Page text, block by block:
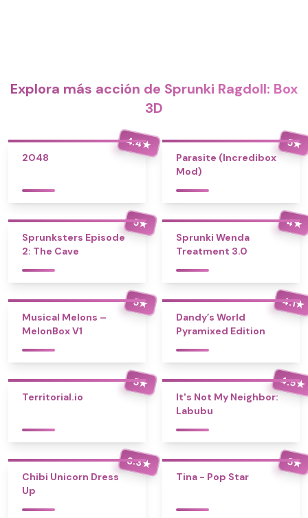
Explora más acción de Sprunki Ragdoll: Box
3D
4.4★
2048
5★
Parasite (Incredibox
Mod)
5★
Sprunksters Episode
2: The Cave
4★
Sprunki Wenda
Treatment 3.0
5★
Musical Melons –
MelonBox V1
4.1★
Dandy’s World
Pyramixed Edition
5★
Territorial.io
4.5★
It's Not My Neighbor:
Labubu
3.3★
Chibi Unicorn Dress
Up
5★
Tina - Pop Star